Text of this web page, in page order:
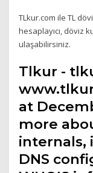
TLkur.com ile TL
hesaplayıcı, döviz
ulaşabilirsiniz.
Tlkur -
at
more
internals,
DNS